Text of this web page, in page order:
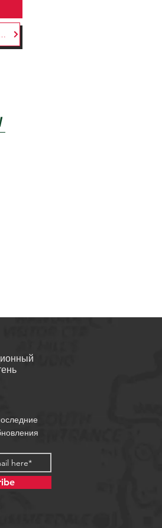
Посмотреть каталог продукции